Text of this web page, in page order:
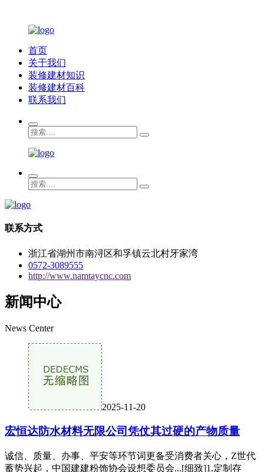
首页
关于我们
装修建材知识
装修建材百科
联系我们
联系方式
浙江省湖州市南浔区和孚镇云北村牙家湾
0572-3089555
http://www.namtaycnc.com
新闻中心
News Center
2025-11-20
宏恒达防水材料无限公司凭仗其过硬的产物质量
诚信、质量、办事、平安等环节词更备受消费者关心，Z世代
蓄势兴起，中国建建粉饰协会设想委员会...[细致]1.定制存